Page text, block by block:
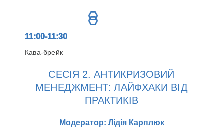
11:00-11:30
Кава-брейк
СЕСІЯ 2. АНТИКРИЗОВИЙ
МЕНЕДЖМЕНТ: ЛАЙФХАКИ ВІД
ПРАКТИКІВ
Модератор: Лідія Карплюк